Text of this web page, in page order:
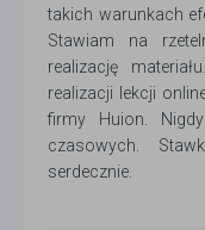
takich warunkach
Stawiam na
realizację
realizacji lekcji
firmy Huion.
czasowych.
serdecznie.